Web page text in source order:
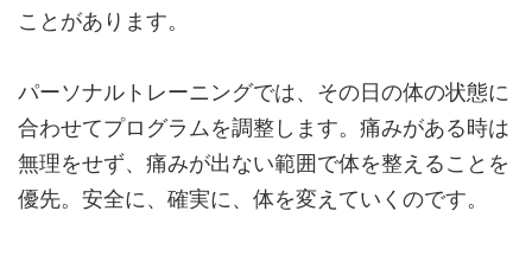
ことがあります。
パーソナルトレーニングでは、その日の体の状態に
合わせてプログラムを調整します。痛みがある時は
無理をせず、痛みが出ない範囲で体を整えることを
優先。安全に、確実に、体を変えていくのです。